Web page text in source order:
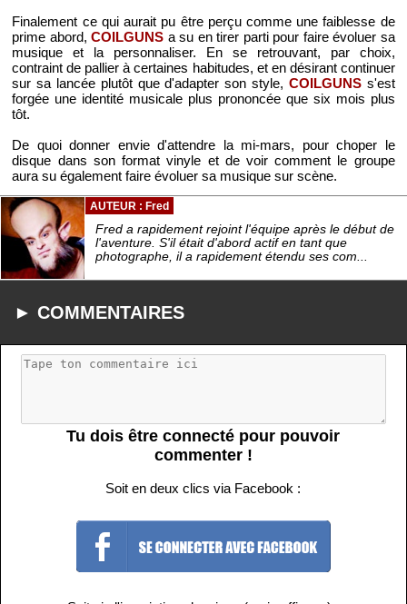
Finalement ce qui aurait pu être perçu comme une faiblesse de
prime abord,COILGUNS a su en tirer parti pour faire évoluer sa
musique et la personnaliser. En se retrouvant, par choix,
contraint de pallier à certaines habitudes, et en désirant continuer
sur sa lancée plutôt que d'adapter son style, COILGUNSs'est
forgée une identité musicale plus prononcée que six mois plus
tôt.
De quoi donner envie d'attendre la mi-mars, pour choper le
disque dans son format vinyle et de voir comment le groupe
aura su également faire évoluer sa musique sur scène.
AUTEUR : Fred
Fred a rapidement rejoint l'équipe après le début de
l'aventure. S'il était d'abord actif en tant que
photographe, il a rapidement étendu ses com...
► COMMENTAIRES
Tu dois être connecté pour pouvoir
commenter !
Soit en deux clics via Facebook :